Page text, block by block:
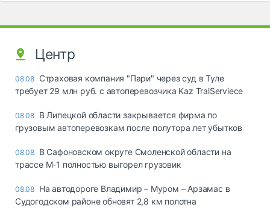
Центр
08.08 Страховая компания "Пари" через суд в Туле
требует 29 млн руб. с автоперевозчика Kaz TralServiece
08.08 В Липецкой области закрывается фирма по
грузовым автоперевозкам после полутора лет убытков
08.08 В Сафоновском округе Смоленской области на
трассе М-1 полностью выгорел грузовик
08.08 На автодороге Владимир – Муром – Арзамас в
Судогодском районе обновят 2,8 км полотна